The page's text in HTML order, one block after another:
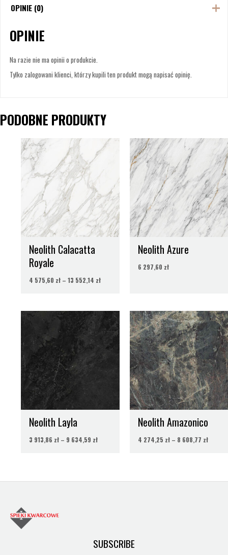
OPINIE (0)
OPINIE
Na razie nie ma opinii o produkcie.
Tylko zalogowani klienci, którzy kupili ten produkt mogą napisać opinię.
PODOBNE PRODUKTY
Neolith Calacatta
Royale
4 575,60 zł – 13 552,14 zł
Zakres
cen:
552,14 zł
Neolith Azure
6 297,60 zł
Neolith Layla
3 913,86 zł – 9 634,59 zł
Zakres
cen:
od
913,86 zł
634,59 zł
Neolith Amazonico
4 274,25 zł – 8 608,77 zł
Zakres
cen:
od
4
274,25
do
8
608,77
SUBSCRIBE